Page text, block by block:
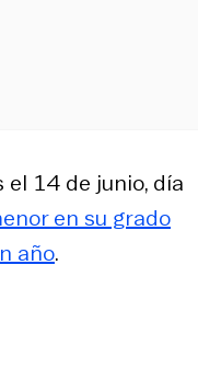
14 de junio, día
en su grado
año.